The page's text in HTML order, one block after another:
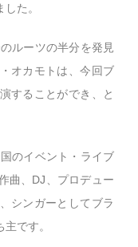
た。
ルーツの半分を発見
オカモトは、今回ブ
することができ、と
のイベント・ライブ
曲、DJ、プロデュー
シンガーとしてブラ
です。